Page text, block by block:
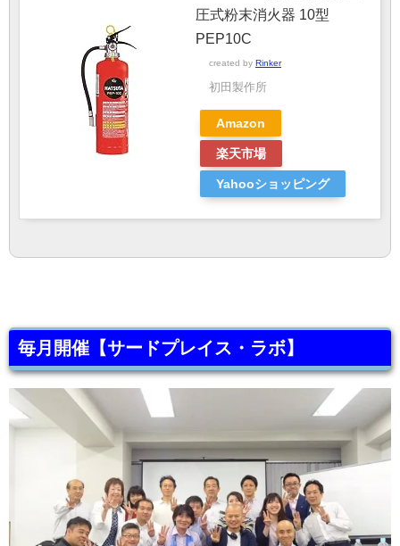
圧式粉末消火器 10型
PEP10C
created by Rinker
初田製作所
Amazon
楽天市場
Yahooショッピング
毎月開催【サードプレイス・ラボ】